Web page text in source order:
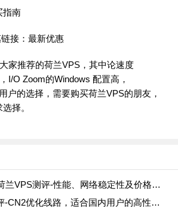
指南
接： 最新优惠
家推荐的荷兰VPS，其中论速度
I/O Zoom的Windows 配置高，
户的选择，需要购买荷兰VPS的朋友，
择。
AtomicNetworks荷兰VPS测评-性能、网络稳定性及价格分析
V.PS荷兰VPS测评-CN2优化线路，适合国内用户的高性价比选择